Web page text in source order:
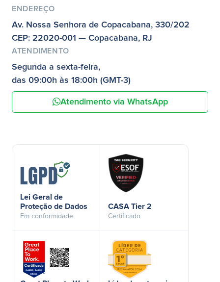
ENDEREÇO
Av. Nossa Senhora de Copacabana, 330/202
CEP: 22020-001 — Copacabana, RJ
ATENDIMENTO
Segunda a sexta-feira,
das 09:00h às 18:00h (GMT-3)
Atendimento via WhatsApp
Lei Geral de
Proteção de Dados
Em conformidade
CASA Tier 2
Certificado